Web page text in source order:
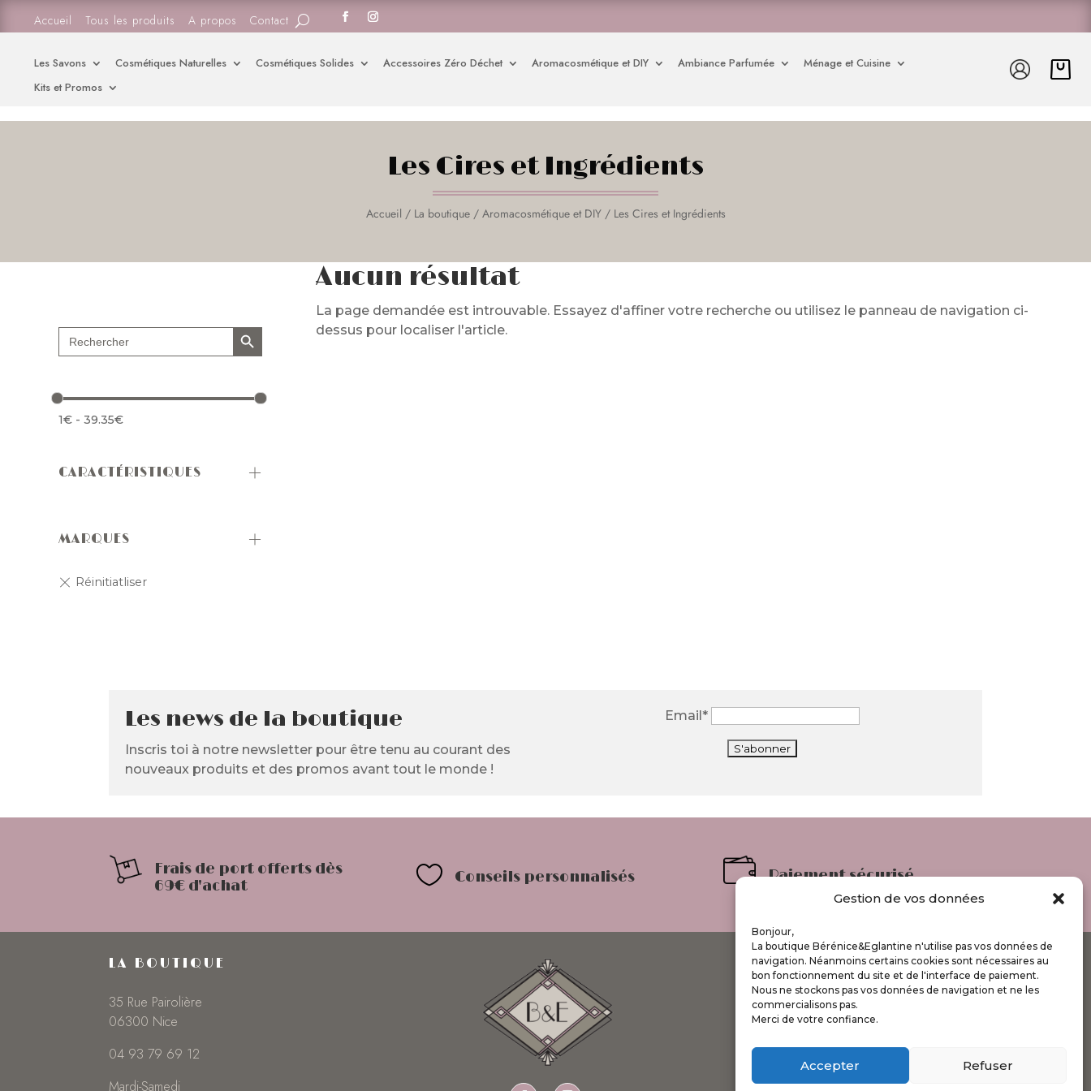
Gestion de vos données
Bonjour,
La boutique Bérénice&Eglantine n'utilise pas vos données de
navigation. Néanmoins certains cookies sont nécessaires au
bon fonctionnement du site et de l'interface de paiement.
Nous ne stockons pas vos données de navigation et ne les
commercialisons pas.
Merci de votre confiance.
Accepter Refuser
Accueil Tous les produits A propos Contact
Les Savons Cosmétiques Naturelles Cosmétiques Solides Accessoires Zéro Déchet Aromacosmétique et DIY Ambiance Parfumée
Ménage et Cuisine
Kits et Promos
Les Cires et Ingrédients
Accueil / La boutique/ Aromacosmétique et DIY/ Les Cires et Ingrédients
Search
for:
Search Button
1€ - 39.35€
CARACTÉRISTIQUES
MARQUES
Aucun résultat
La page demandée est introuvable. Essayez d'affiner votre recherche ou utilisez le panneau de navigation ci-
dessus pour localiser l'article.
Les news de la boutique
Inscris toi à notre newsletter pour être tenu au courant des
nouveaux produits et des promos avant tout le monde !
Email*
Frais de port offerts dès
69€ d'achat
 Conseils personnalisés Paiement sécurisé
LA BOUTIQUE
35 Rue Pairolière
06300 Nice
04 93 79 69 12
Mardi-Samedi
INFORMATIONS
A propos de la boutique
Conditions générales de vente
Politique de confidentialité